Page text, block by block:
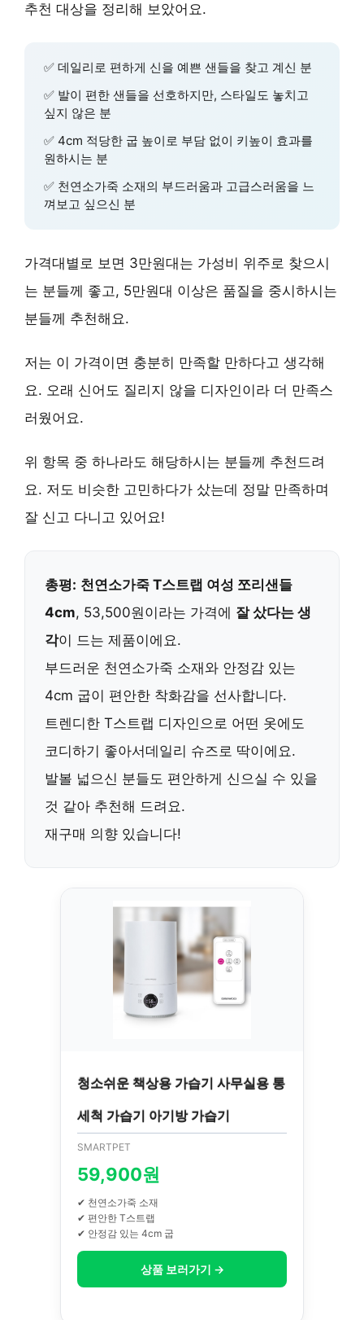
추천 대상을 정리해 보았어요.
✅ 데일리로 편하게 신을 예쁜 샌들을 찾고 계신 분
✅ 발이 편한 샌들을 선호하지만, 스타일도 놓치고
싶지 않은 분
✅ 4cm 적당한 굽 높이로 부담 없이 키높이 효과를
원하시는 분
✅ 천연소가죽 소재의 부드러움과 고급스러움을 느
껴보고 싶으신 분
가격대별로 보면 3만원대는 가성비 위주로 찾으시
는 분들께 좋고, 5만원대 이상은 품질을 중시하시는
분들께 추천해요.
저는 이 가격이면 충분히 만족할 만하다고 생각해
요. 오래 신어도 질리지 않을 디자인이라 더 만족스
러웠어요.
위 항목 중 하나라도 해당하시는 분들께 추천드려
요. 저도 비슷한 고민하다가 샀는데 정말 만족하며
잘 신고 다니고 있어요!
총평: 천연소가죽 T스트랩 여성 쪼리샌들
4cm, 53,500원이라는 가격에 잘 샀다는 생
각이 드는 제품이에요.
부드러운 천연소가죽 소재와 안정감 있는
4cm 굽이 편안한 착화감을 선사합니다.
트렌디한 T스트랩 디자인으로 어떤 옷에도
코디하기 좋아서데일리 슈즈로 딱이에요.
발볼 넓으신 분들도 편안하게 신으실 수 있을
것 같아 추천해 드려요.
재구매 의향 있습니다!
청소쉬운 책상용 가습기 사무실용 통
세척 가습기 아기방 가습기
SMARTPET
59,900원
✔ 천연소가죽 소재
✔ 편안한 T스트랩
✔ 안정감 있는 4cm 굽
상품 보러가기 →